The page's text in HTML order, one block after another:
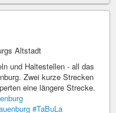
Altstadt
und Haltestellen - all das
Zwei kurze Strecken
eine längere Strecke.
#TaBuLa